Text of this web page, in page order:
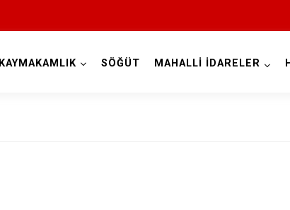
KAYMAKAMLIK SÖĞÜT MAHALLİ İDARELER